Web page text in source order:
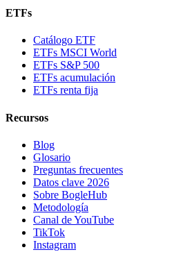
ETFs
Catálogo ETF
ETFs MSCI World
ETFs S&P 500
ETFs acumulación
ETFs renta fija
Recursos
Blog
Glosario
Preguntas frecuentes
Datos clave 2026
Sobre BogleHub
Metodología
Canal de YouTube
TikTok
Instagram